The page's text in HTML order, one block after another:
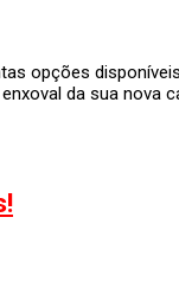
opções
da sua nova